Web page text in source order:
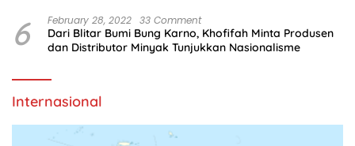
6 February 28, 2022 33 Comment
Dari Blitar Bumi Bung Karno, Khofifah Minta Produsen
dan Distributor Minyak Tunjukkan Nasionalisme
Internasional